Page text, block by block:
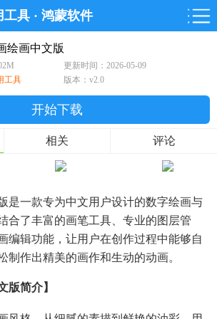
工具 · 鸿蒙软件
软件
鸿蒙
软件
专题
绘画中文版
更新时间：2026-05-09
工具 版本：v2.0
开始下载
相关 评论
是一款专为中文用户设计的数字绘画与
合了丰富的画笔工具、专业的图层管
编辑功能，让用户在创作过程中能够自
制作出精美的画作和生动的动画。
版简介】